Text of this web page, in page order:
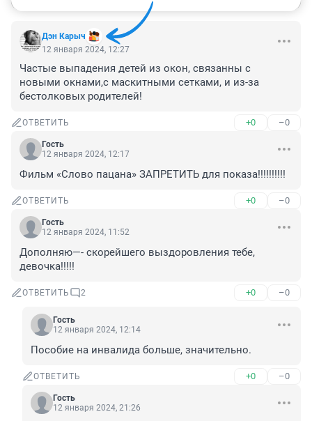
Дэн Карыч
12 января 2024, 12:27
Частые выпадения детей из окон, связанны с
новыми окнами,с маскитными сетками, и из-за
бестолковых родителей!
ОТВЕТИТЬ +0 –0
Гость
12 января 2024, 12:17
Фильм «Слово пацана» ЗАПРЕТИТЬ для показа!!!!!!!!!!
ОТВЕТИТЬ +0 –0
Гость
12 января 2024, 11:52
Дополняю—- скорейшего выздоровления тебе,
девочка!!!!!
ОТВЕТИТЬ 2 +0 –0
Гость
12 января 2024, 12:14
Пособие на инвалида больше, значительно.
ОТВЕТИТЬ +0 –0
Гость
12 января 2024, 21:26